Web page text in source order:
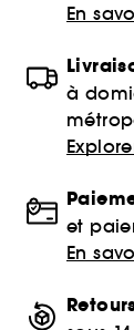
En
à
et
En